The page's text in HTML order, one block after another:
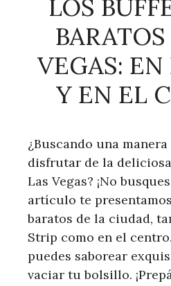
LOS
VEGAS: EN
Y EN EL
¿Buscando una
disfrutar de la
Las Vegas? ¡No
artículo te
baratos de la ciudad,
Strip como en el
puedes saborear
vaciar tu bolsillo.